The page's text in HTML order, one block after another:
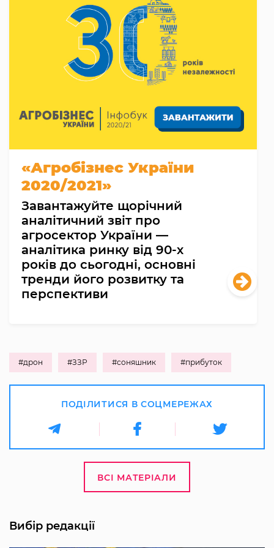
«Агробізнес України
2020/2021»
Завантажуйте щорічний
аналітичний звіт про
агросектор України —
аналітика ринку від 90-х
років до сьогодні, основні
тренди його розвитку та
перспективи
#дрон #ЗЗР #соняшник #прибуток
ПОДІЛИТИСЯ В СОЦМЕРЕЖАХ
ВСІ МАТЕРІАЛИ
Вибір редакції